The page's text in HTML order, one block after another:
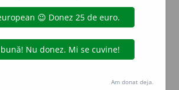
definiții sunt compilate de
dexonline. Definițiile
se află pe filadefiniții.
reordona filele pe pagina de
Am donat deja.